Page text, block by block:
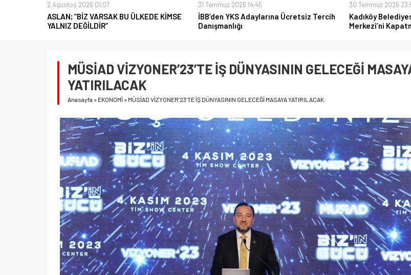
2 Ağustos 2026 01:07
ASLAN; “BİZ VARSAK BU ÜLKEDE KİMSE
YALNIZ DEĞİLDİR”
31 Temmuz 2026 14:45
İBB’den YKS Adaylarına Ücretsiz Tercih
Danışmanlığı
30 Temmuz 2026
Kadıköy
Merkezi’ni
MÜSİAD VİZYONER’23’TE İŞ DÜNYASININ GELECEĞİ
YATIRILACAK
Anasayfa » EKONOMİ » MÜSİAD VİZYONER’23’TE İŞ DÜNYASININ GELECEĞİ MASAYA YATIRILACAK